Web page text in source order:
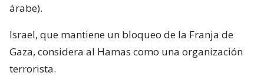
árabe).
Israel, que mantiene un bloqueo de la Franja de
Gaza, considera al Hamas como una organización
terrorista.